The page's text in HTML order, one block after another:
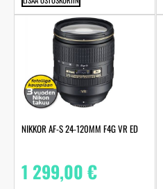
NIKKOR AF-S 24-120MM F4G VR ED
1 299,00€